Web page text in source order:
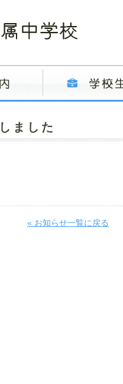
ました
« お知らせ一覧に戻る